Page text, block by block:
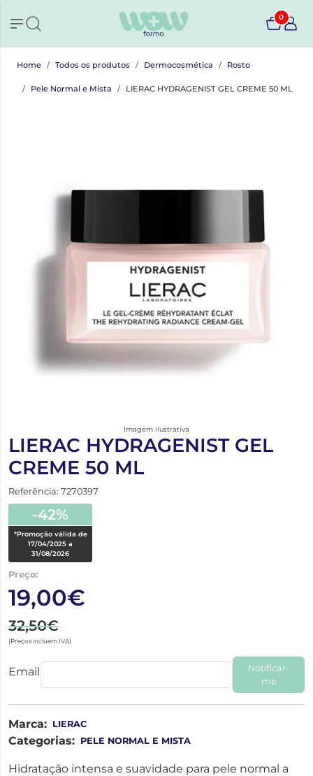
0
Home Todos os produtos Dermocosmética Rosto
Pele Normal e Mista LIERAC HYDRAGENIST GEL CREME 50 ML
Imagem ilustrativa
LIERAC HYDRAGENIST GEL
CREME 50 ML
Referência: 7270397
-42%
*Promoção válida de
17/04/2025 a
31/08/2026
Preço:
19,00€
32,50€
(Preços incluem IVA)
Email
Notificar-
me
Marca: LIERAC
Categorias: PELE NORMAL E MISTA
Hidratação intensa e suavidade para pele normal a